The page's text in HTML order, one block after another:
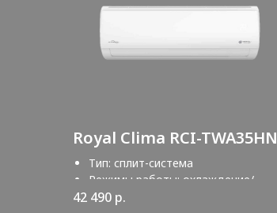
Royal Clima RCI-TWA35HN
Тип: сплит-система
Режимы работы: охлаждение/
обогрев
42 490 р.